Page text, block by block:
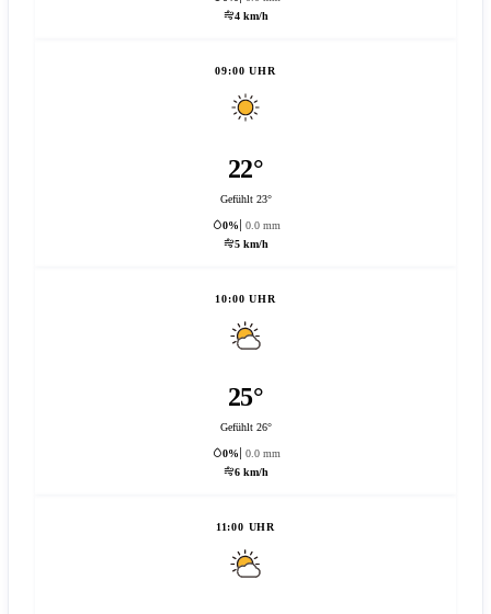
4 km/h
09:00 UHR
22°
Gefühlt 23°
0%
0.0 mm
5 km/h
10:00 UHR
25°
Gefühlt 26°
0%
0.0 mm
6 km/h
11:00 UHR